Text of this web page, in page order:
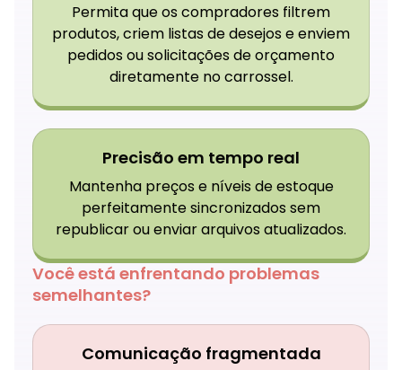
Permita que os compradores filtrem
produtos, criem listas de desejos e enviem
pedidos ou solicitações de orçamento
diretamente no carrossel.
Precisão em tempo real
Mantenha preços e níveis de estoque
perfeitamente sincronizados sem
republicar ou enviar arquivos atualizados.
Você está enfrentando problemas
semelhantes?
Comunicação fragmentada